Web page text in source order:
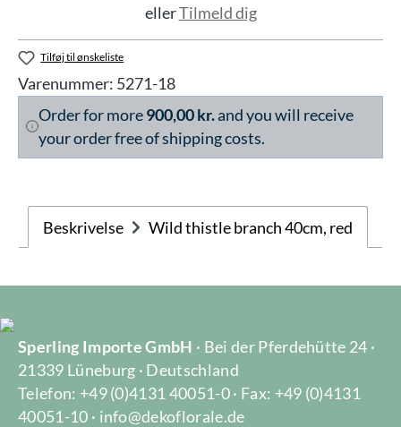
ellerTilmeld dig
Tilføj til ønskeliste
Varenummer: 5271-18
Order for more900,00 kr.and you will receive
your order free of shipping costs.
Beskrivelse Wild thistle branch 40cm, red
Sperling Importe GmbH · Bei der Pferdehütte 24 ·
21339 Lüneburg · Deutschland
Telefon: +49 (0)4131 40051-0 · Fax: +49 (0)4131
40051-10 · info@dekoflorale.de